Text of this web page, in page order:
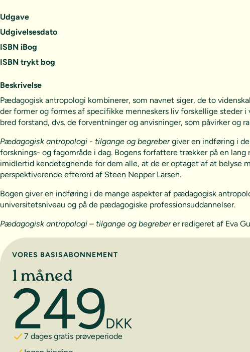
Udgave
Udgivelsesdato
ISBN iBog
ISBN trykt bog
Beskrivelse
Pædagogisk antropologi kombinerer, som navnet siger, de to
der former og formes af specifikke menneskers liv forskellige
bred forstand, dvs. de forventninger og anvisninger, som påvirker og
Pædagogisk antropologi - tilgange og begrebergiver en indføring i
forsknings- og fagområde i dag. Bogens forfattere trækker på en
imidlertid kendetegnende for dem alle, at de er optaget af at belyse
perspektiverende efterord af Steen Nepper Larsen.
Bogen giver en indføring i de mange aspekter af pædagogisk
universitetsniveau og på de pædagogiske professionsuddannelser.
Pædagogisk antropologi – tilgange og begreberer redigeret af Eva
Vælg abonnement
VORES BASISABONNEMENT
1 måned
249DKK
7 dages gratis prøveperiode